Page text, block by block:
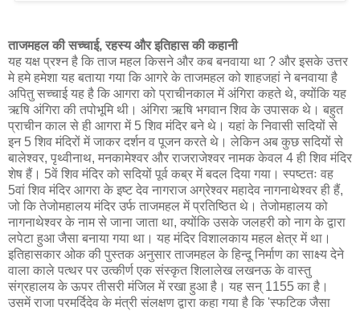
ताजमहल की सच्चाई, रहस्य और इतिहास की कहानी
यह यक्ष प्रश्न है कि ताज महल किसने और कब बनवाया था ? और इसके उत्तर
मे हमे हमेशा यह बताया गया कि आगरे के ताजमहल को शाहजहां ने बनवाया है
अपितु सच्चाई यह है कि आगरा को प्राचीनकाल में अंगिरा कहते थे, क्योंकि यह
ऋषि अंगिरा की तपोभूमि थी। अंगिरा ऋषि भगवान शिव के उपासक थे। बहुत
प्राचीन काल से ही आगरा में 5 शिव मंदिर बने थे। यहां के निवासी सदियों से
इन 5 शिव मंदिरों में जाकर दर्शन व पूजन करते थे। लेकिन अब कुछ सदियों से
बालेश्वर, पृथ्वीनाथ, मनकामेश्वर और राजराजेश्वर नामक केवल 4 ही शिव मंदिर
शेष हैं। 5वें शिव मंदिर को सदियों पूर्व कब्र में बदल दिया गया। स्पष्टतः वह
5वां शिव मंदिर आगरा के इष्ट देव नागराज अग्रेश्वर महादेव नागनाथेश्वर ही हैं,
जो कि तेजोमहालय मंदिर उर्फ ताजमहल में प्रतिष्ठित थे। तेजोमहालय को
नागनाथेश्वर के नाम से जाना जाता था, क्योंकि उसके जलहरी को नाग के द्वारा
लपेटा हुआ जैसा बनाया गया था। यह मंदिर विशालकाय महल क्षेत्र में था।
इतिहासकार ओक की पुस्तक अनुसार ताजमहल के हिन्दू निर्माण का साक्ष्य देने
वाला काले पत्थर पर उत्कीर्ण एक संस्कृत शिलालेख लखनऊ के वास्तु
संग्रहालय के ऊपर तीसरी मंजिल में रखा हुआ है। यह सन् 1155 का है।
उसमें राजा परमर्दिदेव के मंत्री संलक्षण द्वारा कहा गया है कि 'स्फटिक जैसा